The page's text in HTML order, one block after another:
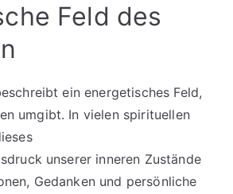
Feld des
ein energetisches Feld,
umgibt. In vielen spirituellen
unserer inneren Zustände
Gedanken und persönliche